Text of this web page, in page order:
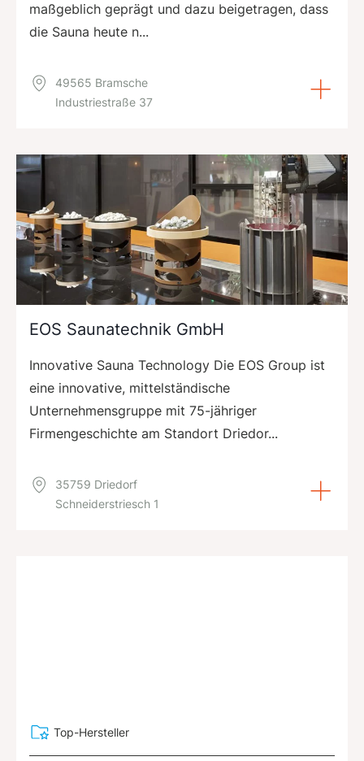
maßgeblich geprägt und dazu beigetragen, dass
die Sauna heute n...
49565 Bramsche
Industriestraße 37
EOS Saunatechnik GmbH
Innovative Sauna Technology Die EOS Group ist
eine innovative, mittelständische
Unternehmensgruppe mit 75-jähriger
Firmengeschichte am Standort Driedor...
35759 Driedorf
Schneiderstriesch 1
Top-Hersteller